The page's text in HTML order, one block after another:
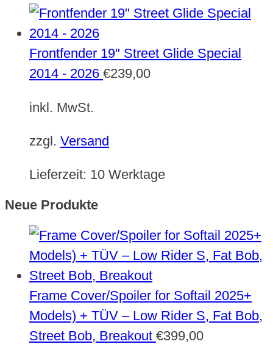
Frontfender 19" Street Glide Special
2014 - 2026 €239,00
inkl. MwSt.
zzgl. Versand
Lieferzeit: 10 Werktage
Neue Produkte
Frame Cover/Spoiler for Softail 2025+
Models) + TÜV – Low Rider S, Fat Bob,
Street Bob, Breakout €399,00